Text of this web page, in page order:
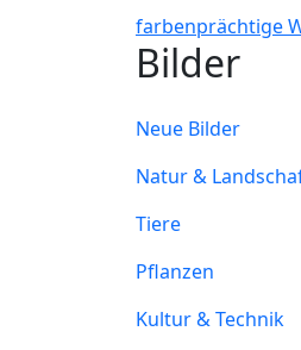
farbenprächtige
Bilder
Neue Bilder
Natur &
Tiere
Pflanzen
Kultur & Technik